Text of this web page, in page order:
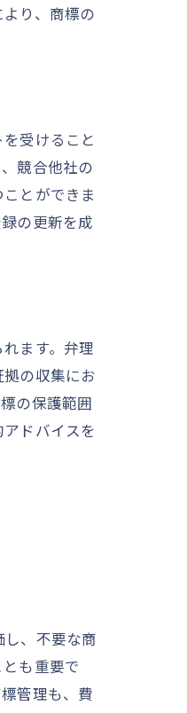
り、商標の
受けること
競合他社の
とができま
の更新を成
ます。弁理
の収集にお
の保護範囲
ドバイスを
、不要な商
も重要で
管理も、費